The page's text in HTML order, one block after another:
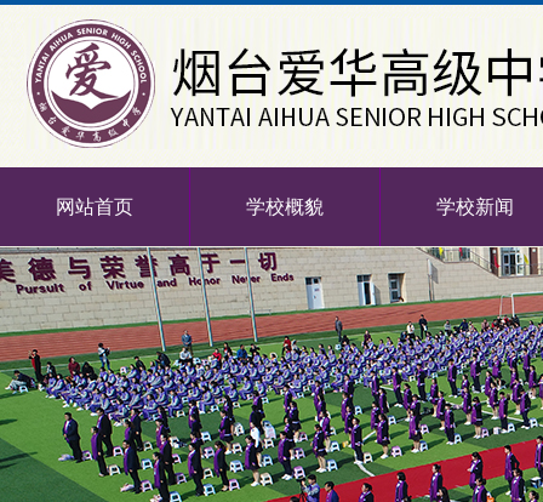
网站首页 学校概貌 学校新闻
-->